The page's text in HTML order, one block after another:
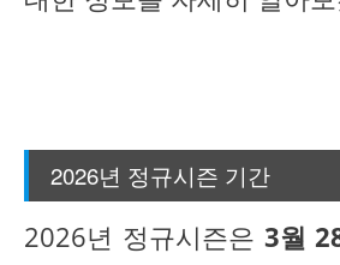
2026년 정규시즌 기간
2026년 정규시즌은 3월